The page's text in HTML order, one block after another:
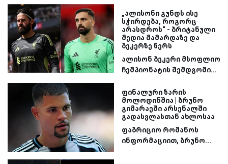
„ალისონი გუნდს ისე
სჭირდება, როგორც
არასდროს“ - ბრიტანული
მედია მამარდაზე და
ბეკერზე წერს
ალისონ ბეკერი მსოფლიო
ჩემპიონატის შემდგომი...
ფინალური ზარის
მოლოდინშია | ბრუნო
გიმარაეში არსენალში
გადასვლასთან ახლოსაა
ფაბრიციო რომანოს
ინფორმაციით, ბრუნო...